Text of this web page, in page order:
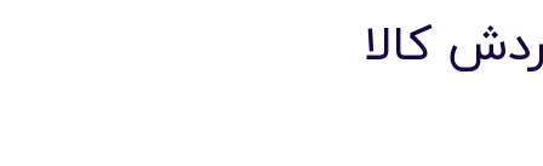
کالا